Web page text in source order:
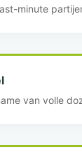
minute
van volle